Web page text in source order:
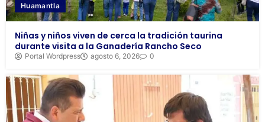
Huamantla
Niñas y niños viven de cerca la tradición taurina
durante visita a la Ganadería Rancho Seco
Portal Wordpress agosto 6, 2026 0